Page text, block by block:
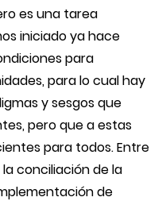
es una tarea
iniciado ya hace
para
para lo cual hay
y sesgos que
pero que a estas
para todos. Entre
conciliación de la
de